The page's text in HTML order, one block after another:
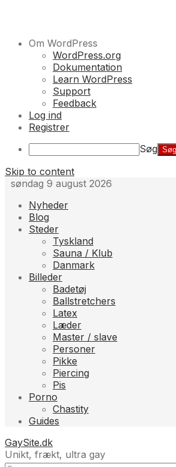
Om WordPress
WordPress.org
Dokumentation
Learn WordPress
Support
Feedback
Log ind
Registrer
Søg
Skip to content
søndag 9 august 2026
Nyheder
Blog
Steder
Tyskland
Sauna / Klub
Danmark
Billeder
Badetøj
Ballstretchers
Latex
Læder
Master / slave
Personer
Pikke
Piercing
Pis
Porno
Chastity
Guides
GaySite.dk
Unikt, frækt, ultra gay